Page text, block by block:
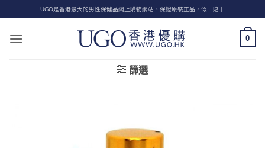
to
content
UGO是香港最大的男性保健品網上購物網站、保證原裝正品，假一賠十
0
篩選